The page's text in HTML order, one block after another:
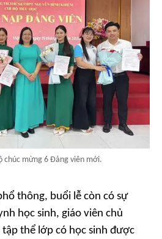
chúc mừng 6 Đảng viên mới.
thông, buổi lễ còn có sự
học sinh, giáo viên chủ
tập thể lớp có học sinh được